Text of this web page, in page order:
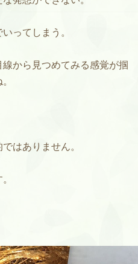
ってしまう。
から見つめてみる感覚が掴
はありません。